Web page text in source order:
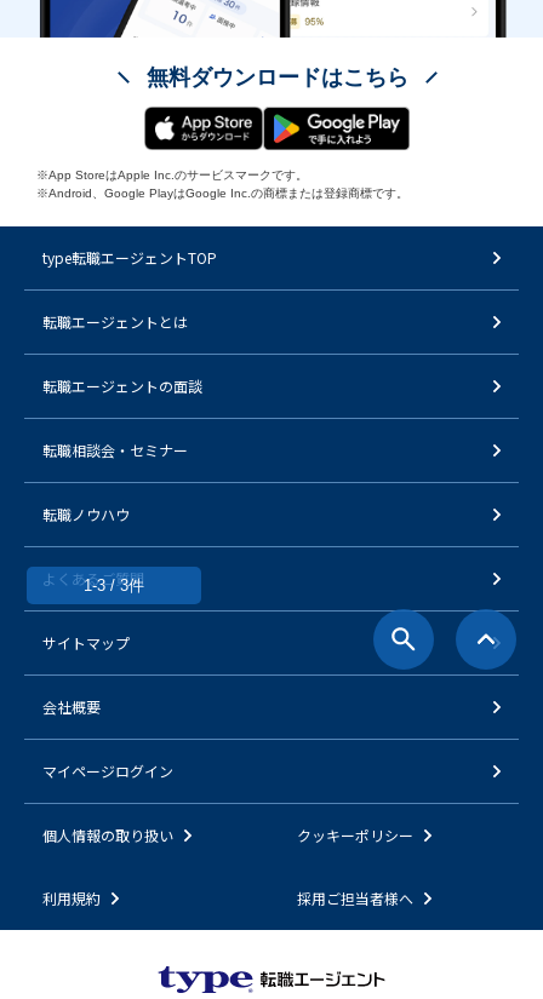
1-3 / 3件
無料ダウンロードはこちら
※App StoreはApple Inc.のサービスマークです。
※Android、Google PlayはGoogle Inc.の商標または登録商標です。
type転職エージェントTOP
転職エージェントとは
転職エージェントの面談
転職相談会・セミナー
転職ノウハウ
よくあるご質問
サイトマップ
会社概要
マイページログイン
個人情報の取り扱い クッキーポリシー
利用規約 採用ご担当者様へ